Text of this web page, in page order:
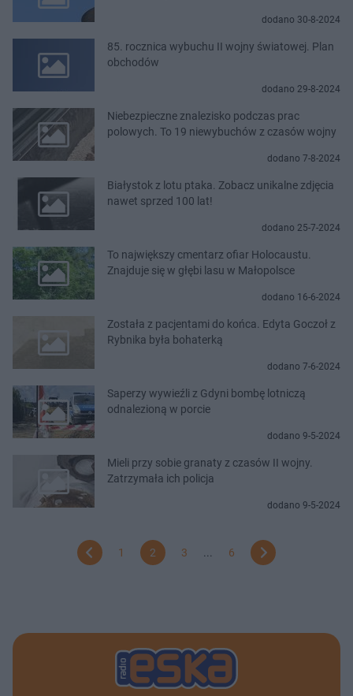
dodano 30-8-2024
85. rocznica wybuchu II wojny światowej. Plan
obchodów
dodano 29-8-2024
Niebezpieczne znalezisko podczas prac
polowych. To 19 niewybuchów z czasów wojny
dodano 7-8-2024
Białystok z lotu ptaka. Zobacz unikalne zdjęcia
nawet sprzed 100 lat!
dodano 25-7-2024
To największy cmentarz ofiar Holocaustu.
Znajduje się w głębi lasu w Małopolsce
dodano 16-6-2024
Została z pacjentami do końca. Edyta Goczoł z
Rybnika była bohaterką
dodano 7-6-2024
Saperzy wywieźli z Gdyni bombę lotniczą
odnalezioną w porcie
dodano 9-5-2024
Mieli przy sobie granaty z czasów II wojny.
Zatrzymała ich policja
dodano 9-5-2024
1 2 3 6